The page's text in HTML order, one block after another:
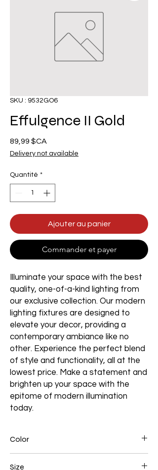
SKU : 9532GO6
Effulgence II Gold
89,99 $CA
Delivery not available
Quantité *
Ajouter au panier
Commander et payer
Illuminate your space with the best
quality, one-of-a-kind lighting from
our exclusive collection. Our modern
lighting fixtures are designed to
elevate your decor, providing a
contemporary ambiance like no
other. Experience the perfect blend
of style and functionality, all at the
lowest price. Make a statement and
brighten up your space with the
epitome of modern illumination
today.
Color
Size